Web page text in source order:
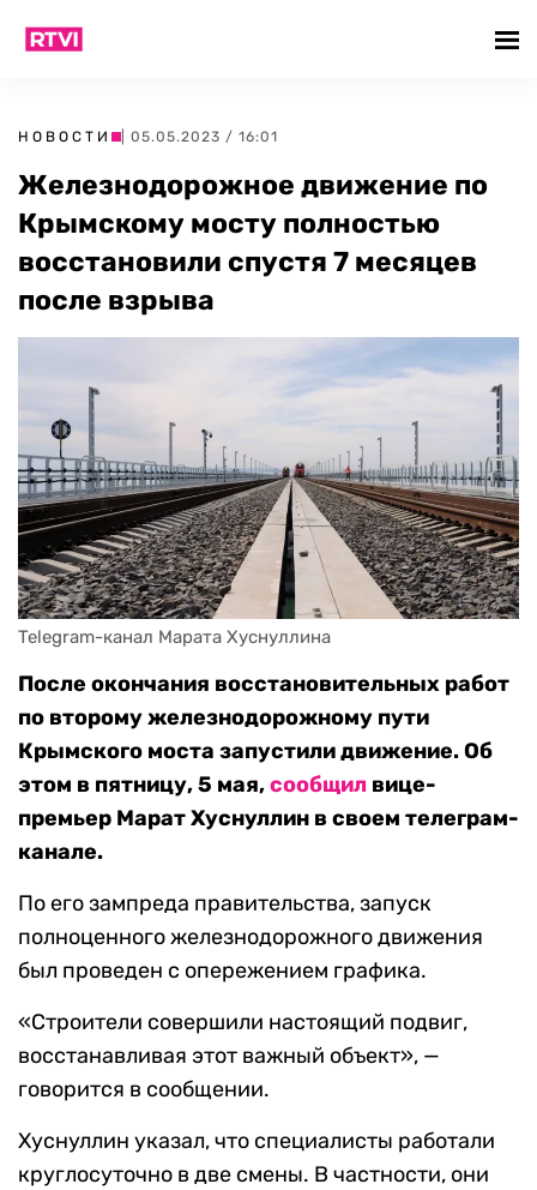
НОВОСТИ | 05.05.2023 / 16:01
Железнодорожное движение по
Крымскому мосту полностью
восстановили спустя 7 месяцев
после взрыва
После окончания восстановительных работ
по второму железнодорожному пути
Крымского моста запустили движение. Об
этом в пятницу, 5 мая,сообщил вице-
премьер Марат Хуснуллин в своем телеграм-
канале.
По его зампреда правительства, запуск
полноценного железнодорожного движения
был проведен с опережением графика.
«Строители совершили настоящий подвиг,
восстанавливая этот важный объект», —
говорится в сообщении.
Хуснуллин указал, что специалисты работали
круглосуточно в две смены. В частности, они